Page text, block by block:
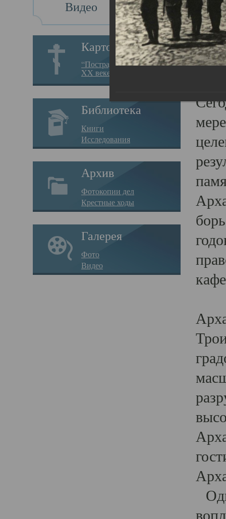
Видео
Картотека
“Пострадавшие за веру в
XX веке на Севере”
Библиотека
Книги
Исследования
Архив
Фотокопии дел
Крестные ходы
Галерея
Фото
Видео